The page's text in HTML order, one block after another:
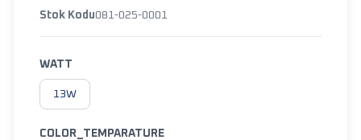
Stok Kodu081-025-0001
WATT
13W
COLOR_TEMPARATURE